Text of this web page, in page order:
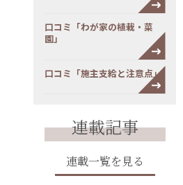
口コミ「わが家の植栽・菜
園」
口コミ「施主支給と注意点」
連載記事
連載一覧を見る